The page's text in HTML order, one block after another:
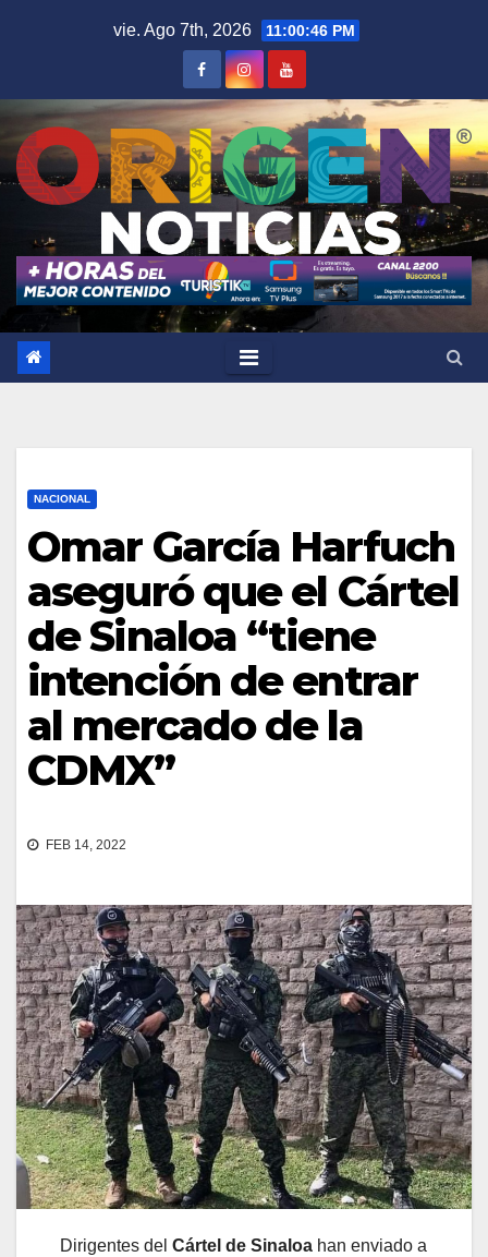
vie. Ago 7th, 2026 11:00:47 PM
NACIONAL
Omar García Harfuch
aseguró que el Cártel
de Sinaloa “tiene
intención de entrar
al mercado de la
CDMX”
FEB 14, 2022
Dirigentes del Cártel de Sinaloa han enviado a